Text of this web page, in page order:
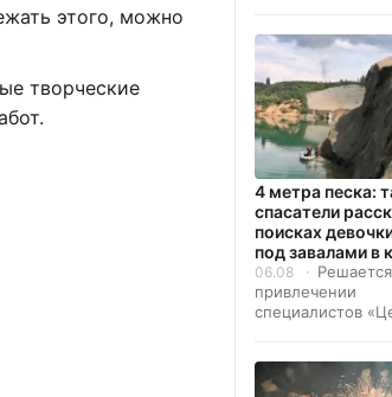
этого, можно
творческие
4 метра песка:
спасатели
поисках
под завалами в
06.08
привлечении
специалистов